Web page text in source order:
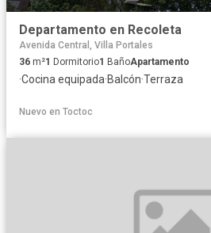
Departamento en Recoleta
Avenida Central, Villa Portales
36 m²1 Dormitorio1 BañoApartamento
·Cocina equipada·Balcón·Terraza
Nuevo en Toctoc